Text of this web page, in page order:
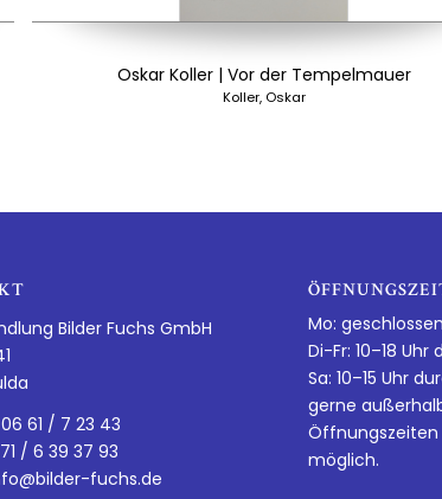
Oskar Koller | Vor der Tempelmauer
Koller, Oskar
Bilder Fuchs GmbH
61 / 7 23 43
/ 6 39 37 93
fuchs.de
Mo: geschlossen
Di-Fr: 10–18
Sa: 10–15 Uhr
gerne
möglich.